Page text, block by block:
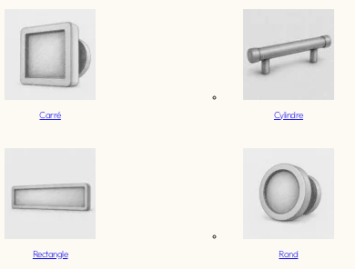
Carré Cylindre
Rectangle Rond